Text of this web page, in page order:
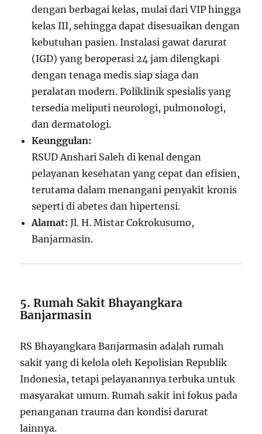
dengan berbagai kelas, mulai dari VIP hingga
kelas III, sehingga dapat disesuaikan dengan
kebutuhan pasien. Instalasi gawat darurat
(IGD) yang beroperasi 24 jam dilengkapi
dengan tenaga medis siap siaga dan
peralatan modern. Poliklinik spesialis yang
tersedia meliputi neurologi, pulmonologi,
dan dermatologi.
Keunggulan:
RSUD Anshari Saleh di kenal dengan
pelayanan kesehatan yang cepat dan efisien,
terutama dalam menangani penyakit kronis
seperti di abetes dan hipertensi.
Alamat: Jl. H. Mistar Cokrokusumo,
Banjarmasin.
5. Rumah Sakit Bhayangkara
Banjarmasin
RS Bhayangkara Banjarmasin adalah rumah
sakit yang di kelola oleh Kepolisian Republik
Indonesia, tetapi pelayanannya terbuka untuk
masyarakat umum. Rumah sakit ini fokus pada
penanganan trauma dan kondisi darurat
lainnya.